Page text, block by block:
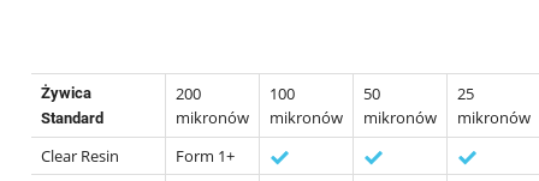
Żywica
Standard
200
mikronów
100
mikronów
50
mikronów
25
mikronów
Clear Resin
Form 1+